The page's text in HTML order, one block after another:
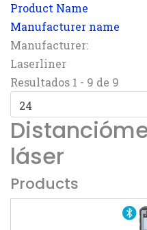
Product Name
Manufacturer name
Manufacturer:
Laserliner
Resultados 1 - 9 de 9
láser
Products